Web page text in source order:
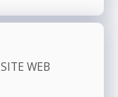
SITE WEB